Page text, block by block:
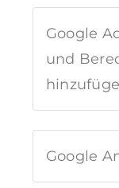
Google
und
Google